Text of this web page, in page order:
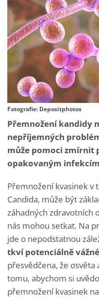
Fotografie: Depositphotos
Přemnožení kandidy
nepříjemných
může pomoci zmírnit
opakovaným
Přemnožení kvasinek v
Candida, může být
záhadných zdravotních
nás mohou setkat. Na
jde o nepodstatnou
tkví potenciálně
přesvědčena, že
tomu, abychom si
přemnožení kvasinek